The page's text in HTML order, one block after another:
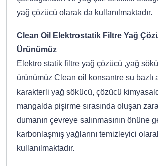
yağ çözücü olarak da kullanılmaktadır.
Clean Oil Elektrostatik Filtre Yağ
Ürünümüz
Elektro statik filtre yağ çözücü ,yağ
ürünümüz Clean oil konsantre su bazlı
karakterli yağ sökücü, çözücü
mangalda pişirme sırasında oluşan
dumanın çevreye salınmasının önüne
karbonlaşmış yağlarını temizleyici
kullanılmaktadır.